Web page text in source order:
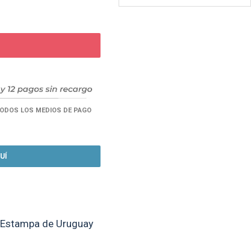
de Uruguay
LOS MEDIOS DE PAGO